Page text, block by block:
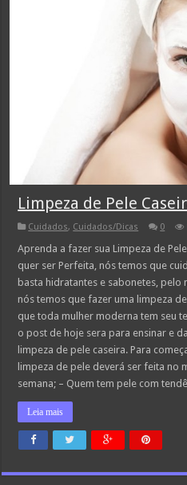
Limpeza de Pele
Cuidados, Cuidados/Dicas 0
Aprenda a fazer sua Limpeza de
quer ser Perfeita, nós temos que
basta hidratantes e sabonetes, pelo
nós temos que fazer uma limpeza
que toda mulher moderna tem seu
o post de hoje sera para ensinar e
limpeza de pele caseira. Para
limpeza de pele deverá ser feita no
semana; – Quem tem pele com
Leia mais